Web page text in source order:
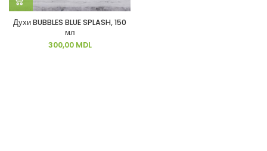
Духи BUBBLES BLUE SPLASH, 150
мл
300,00 MDL